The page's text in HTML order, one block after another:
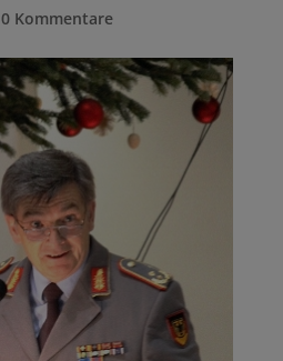
0 Kommentare